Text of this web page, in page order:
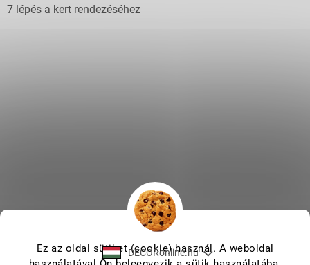
Ez az oldal sütiket (cookie) használ. A weboldal
7 lépés a kert rendezéséhez
DECORonline.hu